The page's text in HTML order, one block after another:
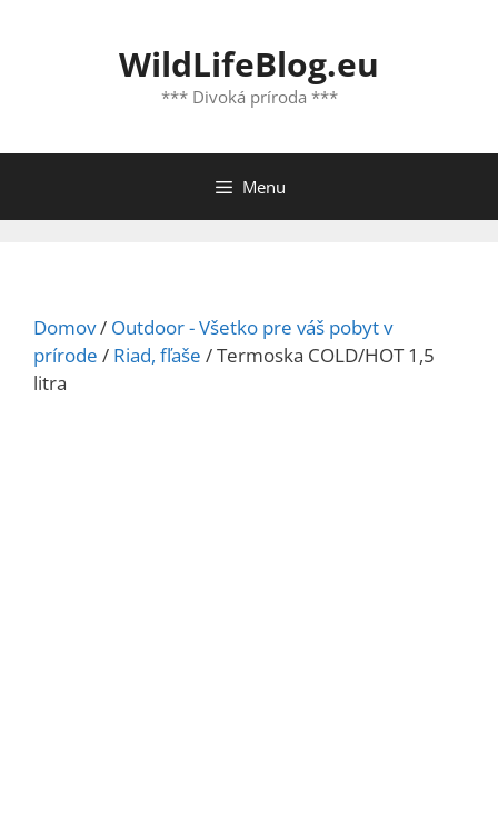
WildLifeBlog.eu
*** Divoká príroda ***
Menu
Domov/ Outdoor - Všetko pre váš pobyt v
prírode / Riad, fľaše / Termoska COLD/HOT 1,5
litra